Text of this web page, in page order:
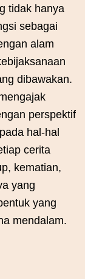
tidak hanya
sebagai
alam
dibawakan.
perspektif
hal-hal
cerita
kematian,
yang
yang
mendalam.